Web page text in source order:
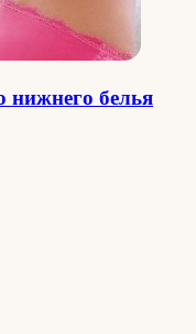
нижнего белья